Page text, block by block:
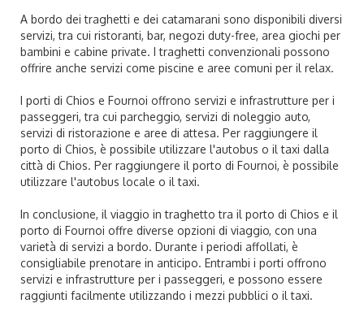
A bordo dei traghetti e dei catamarani sono disponibili diversi
servizi, tra cui ristoranti, bar, negozi duty-free, area giochi per
bambini e cabine private. I traghetti convenzionali possono
offrire anche servizi come piscine e aree comuni per il relax.
I porti di Chios e Fournoi offrono servizi e infrastrutture per i
passeggeri, tra cui parcheggio, servizi di noleggio auto,
servizi di ristorazione e aree di attesa. Per raggiungere il
porto di Chios, è possibile utilizzare l'autobus o il taxi dalla
città di Chios. Per raggiungere il porto di Fournoi, è possibile
utilizzare l'autobus locale o il taxi.
In conclusione, il viaggio in traghetto tra il porto di Chios e il
porto di Fournoi offre diverse opzioni di viaggio, con una
varietà di servizi a bordo. Durante i periodi affollati, è
consigliabile prenotare in anticipo. Entrambi i porti offrono
servizi e infrastrutture per i passeggeri, e possono essere
raggiunti facilmente utilizzando i mezzi pubblici o il taxi.